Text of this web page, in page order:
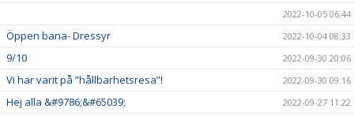
2022-10-05 06:44
Öppen bana- Dressyr 2022-10-04 08:33
9/10 2022-09-30 20:06
Vi har varit på ”hållbarhetsresa”! 2022-09-30 09:16
Hej alla &#9786;&#65039; 2022-09-27 11:22